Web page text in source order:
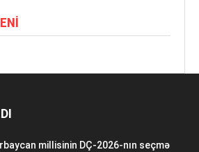
millisinin DÇ-2026-nın seçmə